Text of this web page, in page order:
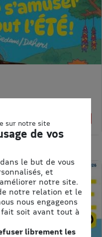
sur notre site
de vos
le but de vous
et
notre site.
notre relation et le
nous engageons
fait soit avant tout à
librement les